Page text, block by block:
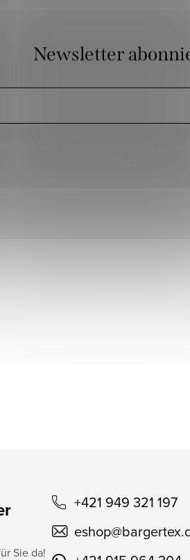
Newsletter
Sie da!
+421 949 321 197
eshop@